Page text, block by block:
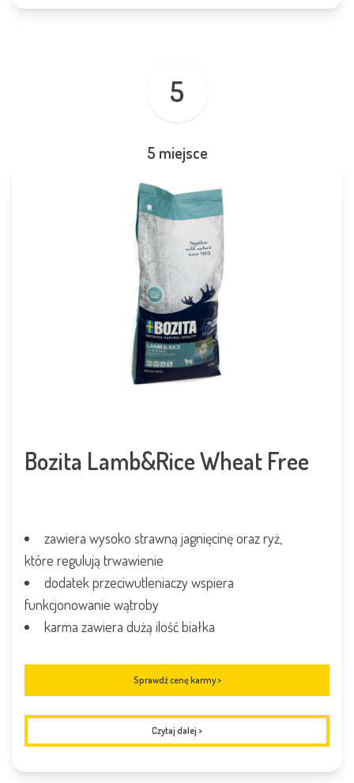
5
5 miejsce
Bozita Lamb&Rice Wheat Free
zawiera wysoko strawną jagnięcinę oraz ryż,
które regulują trwawienie
dodatek przeciwutleniaczy wspiera
funkcjonowanie wątroby
karma zawiera dużą ilość białka
Sprawdź cenę karmy >
Czytaj dalej >